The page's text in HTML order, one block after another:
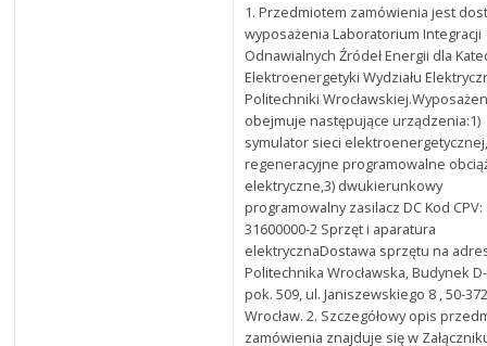
1. Przedmiotem zamówienia jest
wyposażenia Laboratorium Integracji
Odnawialnych Źródeł Energii dla
Elektroenergetyki Wydziału
Politechniki
obejmuje następujące urządzenia:1)
symulator sieci
regeneracyjne programowalne
elektryczne,3) dwukierunkowy
programowalny zasilacz DC Kod CPV:
31600000-2 Sprzęt i aparatura
elektrycznaDostawa sprzętu na
Politechnika Wrocławska, Budynek
pok. 509, ul. Janiszewskiego 8 , 50-
Wrocław. 2. Szczegółowy opis
zamówienia znajduje się w